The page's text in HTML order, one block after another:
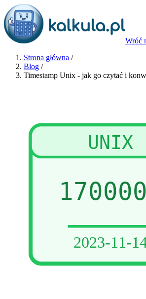
Wróć
Strona główna /
Blog /
Timestamp Unix - jak go czytać i
UNIX
2023-11-